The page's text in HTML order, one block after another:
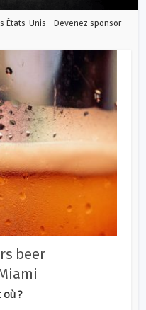
États-Unis - Devenez sponsor
beer
où ?